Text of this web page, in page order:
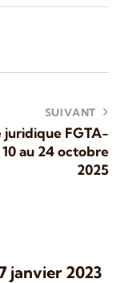
SUIVANT
juridique FGTA-
au 24 octobre
2025
janvier 2023